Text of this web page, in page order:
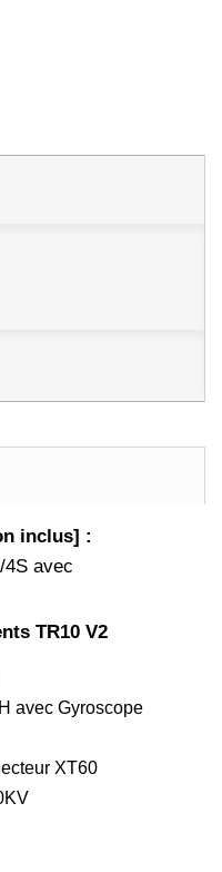
inclus] :
4S avec
TR10 V2
avec Gyroscope
XT60